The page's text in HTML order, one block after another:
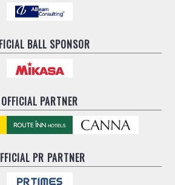
BALL SPONSOR
OFFICIAL PARTNER
PR PARTNER